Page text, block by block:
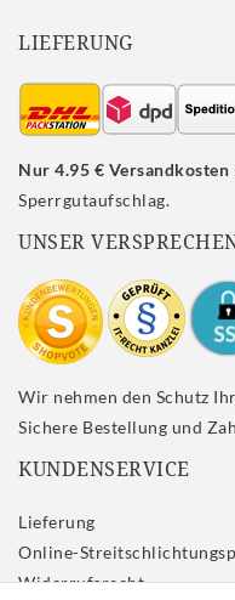
LIEFERUNG
Nur 4.95 € Versandkosten
Sperrgutaufschlag.
UNSER
Wir nehmen den Schutz
Sichere Bestellung und
KUNDENSERVICE
Lieferung
Online-
Widerrufs­recht